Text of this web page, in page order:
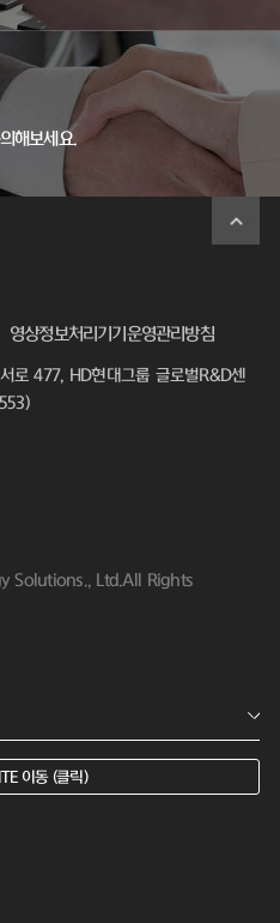
해보세요.
영상정보처리기기운영관리방침
로 477, HD현대그룹 글로벌R&D센
Solutions., Ltd.All Rights
이동 (클릭)